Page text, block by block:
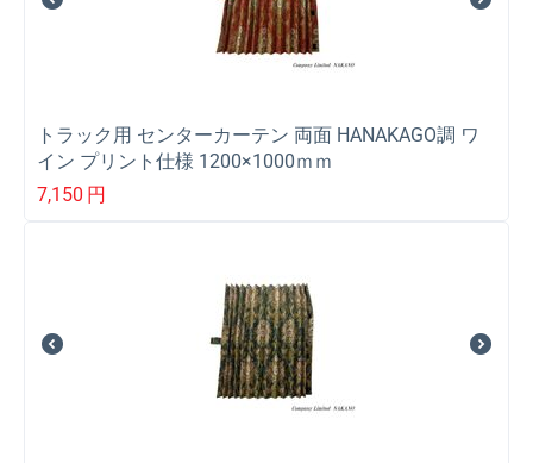
トラック用 センターカーテン 両面 HANAKAGO調 ワ
イン プリント仕様 1200×1000ｍｍ
7,150 円